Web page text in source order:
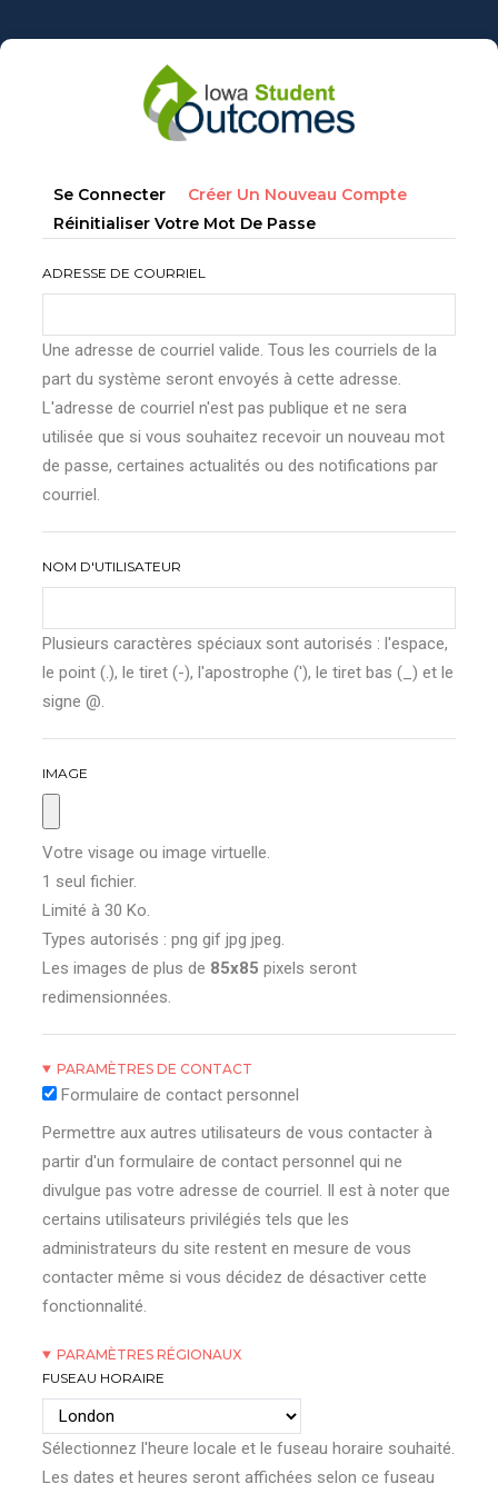
au
Onglets
principaux
Se Connecter Créer Un Nouveau Compte
Réinitialiser Votre Mot De Passe
ADRESSE DE COURRIEL
Une adresse de courriel valide. Tous les courriels de la
part du système seront envoyés à cette adresse.
L'adresse de courriel n'est pas publique et ne sera
utilisée que si vous souhaitez recevoir un nouveau mot
de passe, certaines actualités ou des notifications par
courriel.
NOM D'UTILISATEUR
Plusieurs caractères spéciaux sont autorisés : l'espace,
le point (.), le tiret (-), l'apostrophe ('), le tiret bas (_) et le
signe @.
IMAGE
Votre visage ou image virtuelle.
1 seul fichier.
Limité à 30 Ko.
Types autorisés : png gif jpg jpeg.
Les images de plus de 85x85 pixels seront
redimensionnées.
PARAMÈTRES DE CONTACT
Formulaire de contact personnel
Permettre aux autres utilisateurs de vous contacter à
partir d'un formulaire de contact personnel qui ne
divulgue pas votre adresse de courriel. Il est à noter que
certains utilisateurs privilégiés tels que les
administrateurs du site restent en mesure de vous
contacter même si vous décidez de désactiver cette
fonctionnalité.
PARAMÈTRES RÉGIONAUX
FUSEAU HORAIRE
Sélectionnez l'heure locale et le fuseau horaire souhaité.
Les dates et heures seront affichées selon ce fuseau